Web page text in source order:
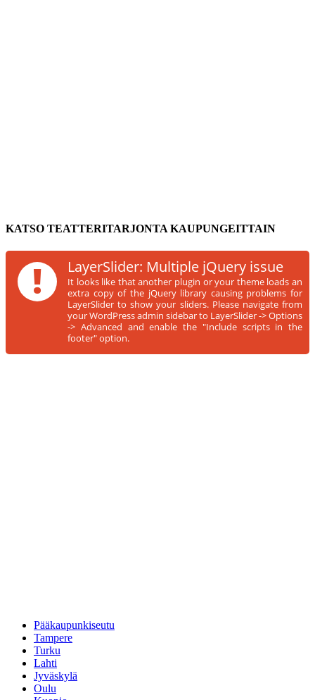
KATSO TEATTERITARJONTA KAUPUNGEITTAIN
! LayerSlider: Multiple jQuery issue
It looks like that another plugin or your theme loads an
extra copy of the jQuery library causing problems for
LayerSlider to show your sliders. Please navigate from
your WordPress admin sidebar to LayerSlider -> Options
-> Advanced and enable the "Include scripts in the
footer" option.
Pääkaupunkiseutu
Tampere
Turku
Lahti
Jyväskylä
Oulu